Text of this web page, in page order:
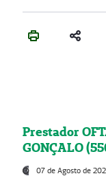
Prestador
GONÇALO
07 de Agosto de